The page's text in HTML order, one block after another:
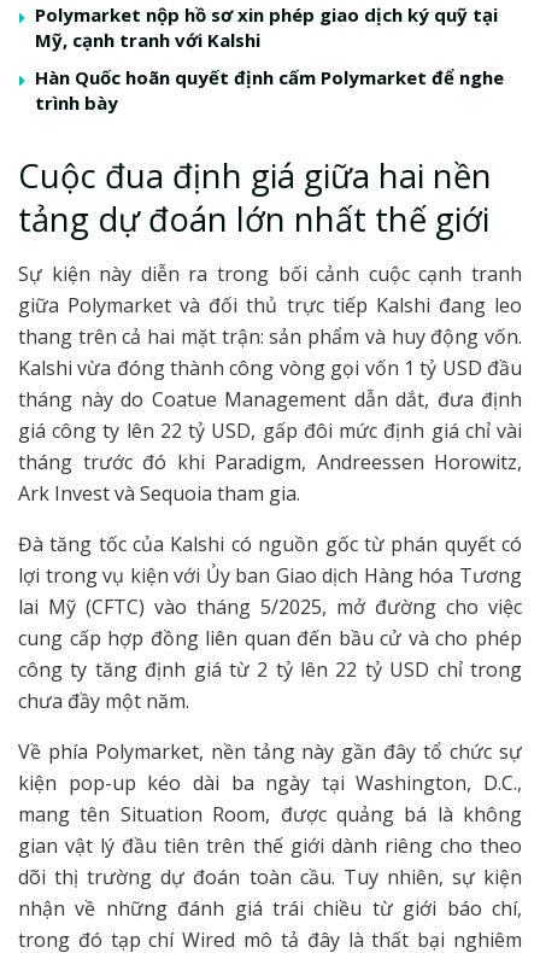
Polymarket nộp hồ sơ xin phép giao dịch ký quỹ tại
Mỹ, cạnh tranh với Kalshi
Hàn Quốc hoãn quyết định cấm Polymarket để nghe
trình bày
Cuộc đua định giá giữa hai nền
tảng dự đoán lớn nhất thế giới
Sự kiện này diễn ra trong bối cảnh cuộc cạnh tranh
giữa Polymarket và đối thủ trực tiếp Kalshi đang leo
thang trên cả hai mặt trận: sản phẩm và huy động vốn.
Kalshi vừa đóng thành công vòng gọi vốn 1 tỷ USD đầu
tháng này do Coatue Management dẫn dắt, đưa định
giá công ty lên 22 tỷ USD, gấp đôi mức định giá chỉ vài
tháng trước đó khi Paradigm, Andreessen Horowitz,
Ark Invest và Sequoia tham gia.
Đà tăng tốc của Kalshi có nguồn gốc từ phán quyết có
lợi trong vụ kiện với Ủy ban Giao dịch Hàng hóa Tương
lai Mỹ (CFTC) vào tháng 5/2025, mở đường cho việc
cung cấp hợp đồng liên quan đến bầu cử và cho phép
công ty tăng định giá từ 2 tỷ lên 22 tỷ USD chỉ trong
chưa đầy một năm.
Về phía Polymarket, nền tảng này gần đây tổ chức sự
kiện pop-up kéo dài ba ngày tại Washington, D.C.,
mang tên Situation Room, được quảng bá là không
gian vật lý đầu tiên trên thế giới dành riêng cho theo
dõi thị trường dự đoán toàn cầu. Tuy nhiên, sự kiện
nhận về những đánh giá trái chiều từ giới báo chí,
trong đó tạp chí Wired mô tả đây là thất bại nghiêm